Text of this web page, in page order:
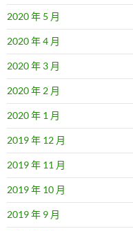
2020 年 5 月
2020 年 4 月
2020 年 3 月
2020 年 2 月
2020 年 1 月
2019 年 12 月
2019 年 11 月
2019 年 10 月
2019 年 9 月